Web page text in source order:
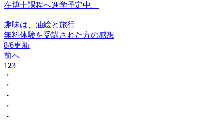
在博士課程へ進学予定中。
趣味は、油絵と旅行
無料体験を受講された方の感想
8/6更新
前へ
123
・
・
・
・
・